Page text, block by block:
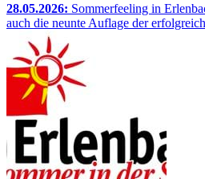
28.05.2026: Sommerfeeling in
auch die neunte Auflage der